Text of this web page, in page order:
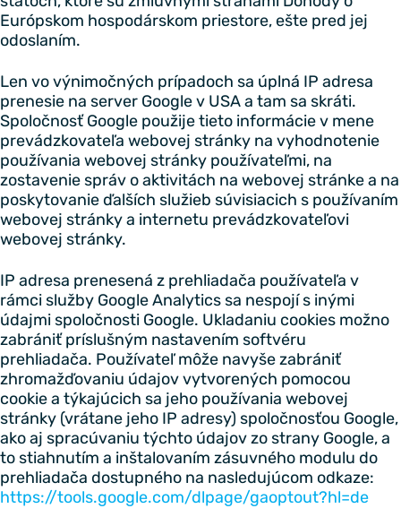
Európskom hospodárskom priestore, ešte pred jej
odoslaním.
Len vo výnimočných prípadoch sa úplná IP adresa
prenesie na server Google v USA a tam sa skráti.
Spoločnosť Google použije tieto informácie v mene
prevádzkovateľa webovej stránky na vyhodnotenie
používania webovej stránky používateľmi, na
zostavenie správ o aktivitách na webovej stránke a na
poskytovanie ďalších služieb súvisiacich s používaním
webovej stránky a internetu prevádzkovateľovi
webovej stránky.
IP adresa prenesená z prehliadača používateľa v
rámci služby Google Analytics sa nespojí s inými
údajmi spoločnosti Google. Ukladaniu cookies možno
zabrániť príslušným nastavením softvéru
prehliadača. Používateľ môže navyše zabrániť
zhromažďovaniu údajov vytvorených pomocou
cookie a týkajúcich sa jeho používania webovej
stránky (vrátane jeho IP adresy) spoločnosťou Google,
ako aj spracúvaniu týchto údajov zo strany Google, a
to stiahnutím a inštalovaním zásuvného modulu do
prehliadača dostupného na nasledujúcom odkaze:
https://tools.google.com/dlpage/gaoptout?hl=de